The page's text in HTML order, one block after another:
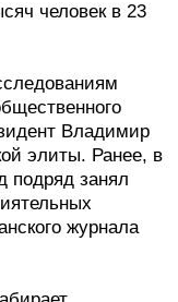
человек в 23
Владимир
элиты. Ранее, в
подряд занял
журнала